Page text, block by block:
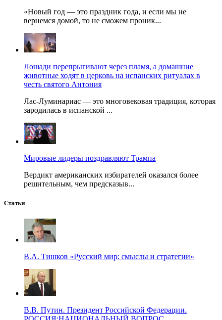
«Новый год — это праздник года, и если мы не
вернемся домой, то не сможем проник...
Лошади перепрыгивают через пламя, а домашние
животные ходят в церковь на испанских ритуалах в
честь святого Антония
Лас-Луминариас — это многовековая традиция, которая
зародилась в испанской ...
Мировые лидеры поздравляют Трампа
Вердикт американских избирателей оказался более
решительным, чем предсказыв...
Статьи
В.А. Тишков «Русский мир: смыслы и стратегии»
В.В. Путин. Президент Российской Федерации.